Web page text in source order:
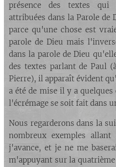
présence des textes
attribuées dans la Parole de
parce qu'une chose est
parole de Dieu mais
dans la parole de Dieu
des textes parlant de Paul
Pierre), il apparaît évident
a été de mise il y a
l'écrémage se soit fait dans
Nous regarderons dans la
nombreux exemples
j'avance, et je ne me
m'appuyant sur la